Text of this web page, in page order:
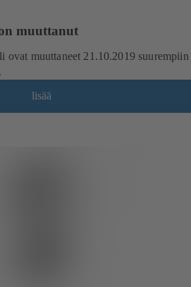
muuttanut
ovat muuttaneet 21.10.2019 suurempiin
lisää